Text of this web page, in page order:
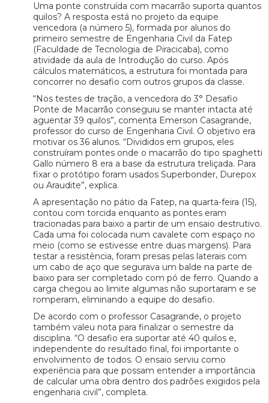
Uma ponte construída com macarrão suporta quantos
quilos? A resposta está no projeto da equipe
vencedora (a número 5), formada por alunos do
primeiro semestre de Engenharia Civil da Fatep
(Faculdade de Tecnologia de Piracicaba), como
atividade da aula de Introdução do curso. Após
cálculos matemáticos, a estrutura foi montada para
concorrer no desafio com outros grupos da classe.
“Nos testes de tração, a vencedora do 3° Desafio
Ponte de Macarrão conseguiu se manter intacta até
aguentar 39 quilos”, comenta Emerson Casagrande,
professor do curso de Engenharia Civil. O objetivo era
motivar os 36 alunos. “Divididos em grupos, eles
construíram pontes onde o macarrão do tipo spaghetti
Gallo número 8 era a base da estrutura treliçada. Para
fixar o protótipo foram usados Superbonder, Durepox
ou Araudite”, explica.
A apresentação no pátio da Fatep, na quarta-feira (15),
contou com torcida enquanto as pontes eram
tracionadas para baixo a partir de um ensaio destrutivo.
Cada uma foi colocada num cavalete com espaço no
meio (como se estivesse entre duas margens). Para
testar a resistência, foram presas pelas laterais com
um cabo de aço que segurava um balde na parte de
baixo para ser completado com pó de ferro. Quando a
carga chegou ao limite algumas não suportaram e se
romperam, eliminando a equipe do desafio.
De acordo com o professor Casagrande, o projeto
também valeu nota para finalizar o semestre da
disciplina. “O desafio era suportar até 40 quilos e,
independente do resultado final, foi importante o
envolvimento de todos. O ensaio serviu como
experiência para que possam entender a importância
de calcular uma obra dentro dos padrões exigidos pela
engenharia civil”, completa.